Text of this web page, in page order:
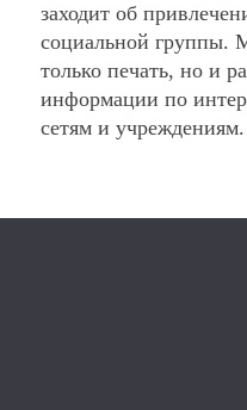
заходит об
социальной группы.
только печать, но и
информации по
сетям и учреждениям.